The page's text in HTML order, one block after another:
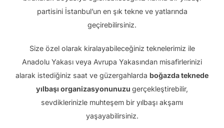
partisini İstanbul’un en şık tekne ve yatlarında
geçirebilirsiniz.
Size özel olarak kiralayabileceğiniz teknelerimiz ile
Anadolu Yakası veya Avrupa Yakasından misafirlerinizi
alarak istediğiniz saat ve güzergahlarda boğazda teknede
yılbaşı organizasyonunuzu gerçekleştirebilir,
sevdiklerinizle muhteşem bir yılbaşı akşamı
yaşayabilirsiniz.